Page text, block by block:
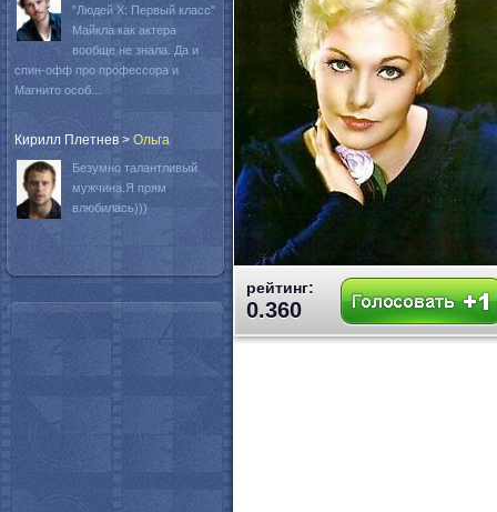
рейтинг:
0.360
"Людей Х: Первый класс"
Майкла как актера
вообще не знала. Да и
спин-офф про профессора и
Магнито особ...
Кирилл Плетнев > Oльга
Безумно талантливый
мужчина.Я прям
влюбилась)))